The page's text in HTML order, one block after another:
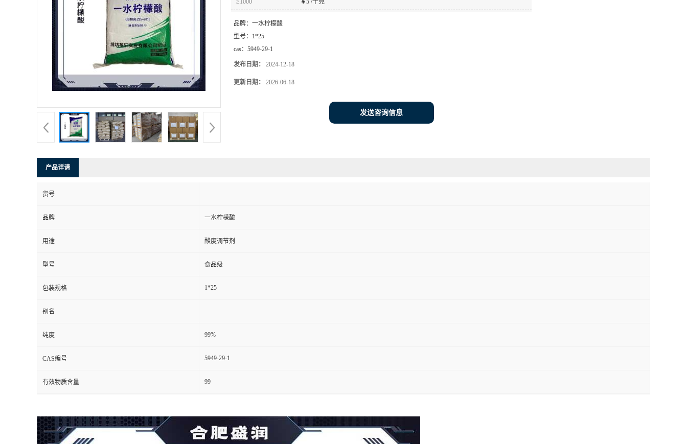
品牌： 一水柠檬酸
型号： 1*25
cas： 5949-29-1
发布日期： 2024-12-18
更新日期： 2026-06-18
发送咨询信息
产品详请
货号
品牌 一水柠檬酸
用途 酸度调节剂
型号 食品级
包装规格 1*25
别名
纯度 99%
CAS编号 5949-29-1
有效物质含量 99